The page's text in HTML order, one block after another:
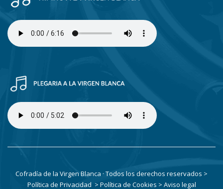
Cofradía de la Virgen Blanca · Todos los derechos reservados >
Política de Privacidad > Política de Cookies > Aviso legal